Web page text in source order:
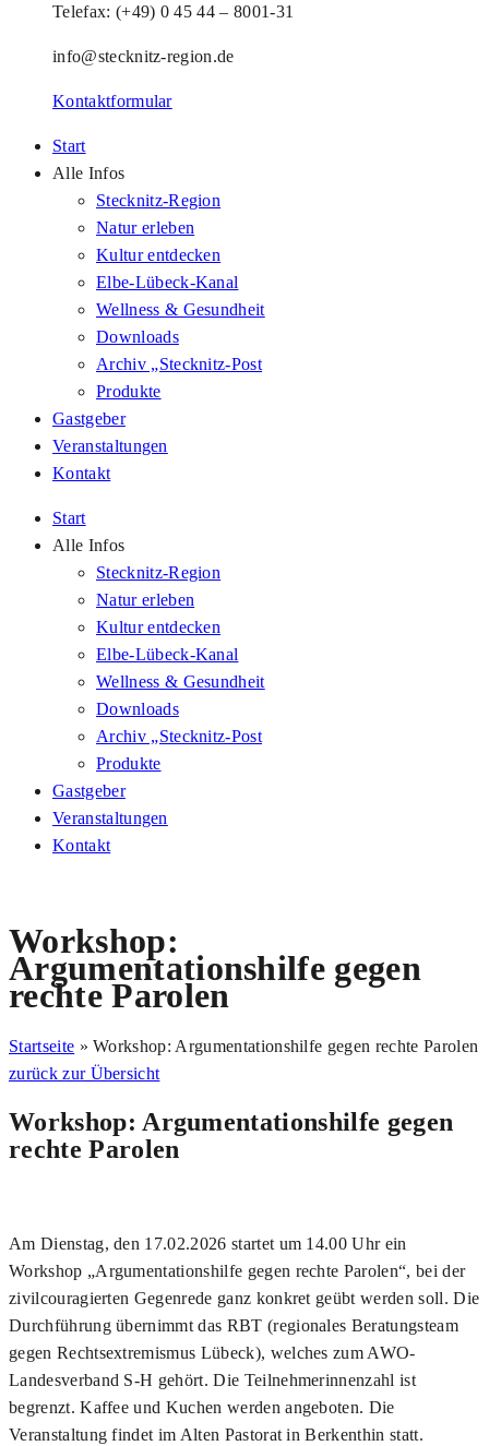
Telefax: (+49) 0 45 44 – 8001-31
info@stecknitz-region.de
Kontaktformular
Start
Alle Infos
Stecknitz-Region
Natur erleben
Kultur entdecken
Elbe-Lübeck-Kanal
Wellness & Gesundheit
Downloads
Archiv „Stecknitz-Post
Produkte
Gastgeber
Veranstaltungen
Kontakt
Start
Alle Infos
Stecknitz-Region
Natur erleben
Kultur entdecken
Elbe-Lübeck-Kanal
Wellness & Gesundheit
Downloads
Archiv „Stecknitz-Post
Produkte
Gastgeber
Veranstaltungen
Kontakt
Workshop:
Argumentationshilfe gegen
rechte Parolen
Startseite »Workshop: Argumentationshilfe gegen rechte Parolen
zurück zur Übersicht
Workshop: Argumentationshilfe gegen
rechte Parolen
Am Dienstag, den 17.02.2026 startet um 14.00 Uhr ein
Workshop „Argumentationshilfe gegen rechte Parolen“, bei der
zivilcouragierten Gegenrede ganz konkret geübt werden soll. Die
Durchführung übernimmt das RBT (regionales Beratungsteam
gegen Rechtsextremismus Lübeck), welches zum AWO-
Landesverband S-H gehört. Die Teilnehmerinnenzahl ist
begrenzt. Kaffee und Kuchen werden angeboten. Die
Veranstaltung findet im Alten Pastorat in Berkenthin statt.